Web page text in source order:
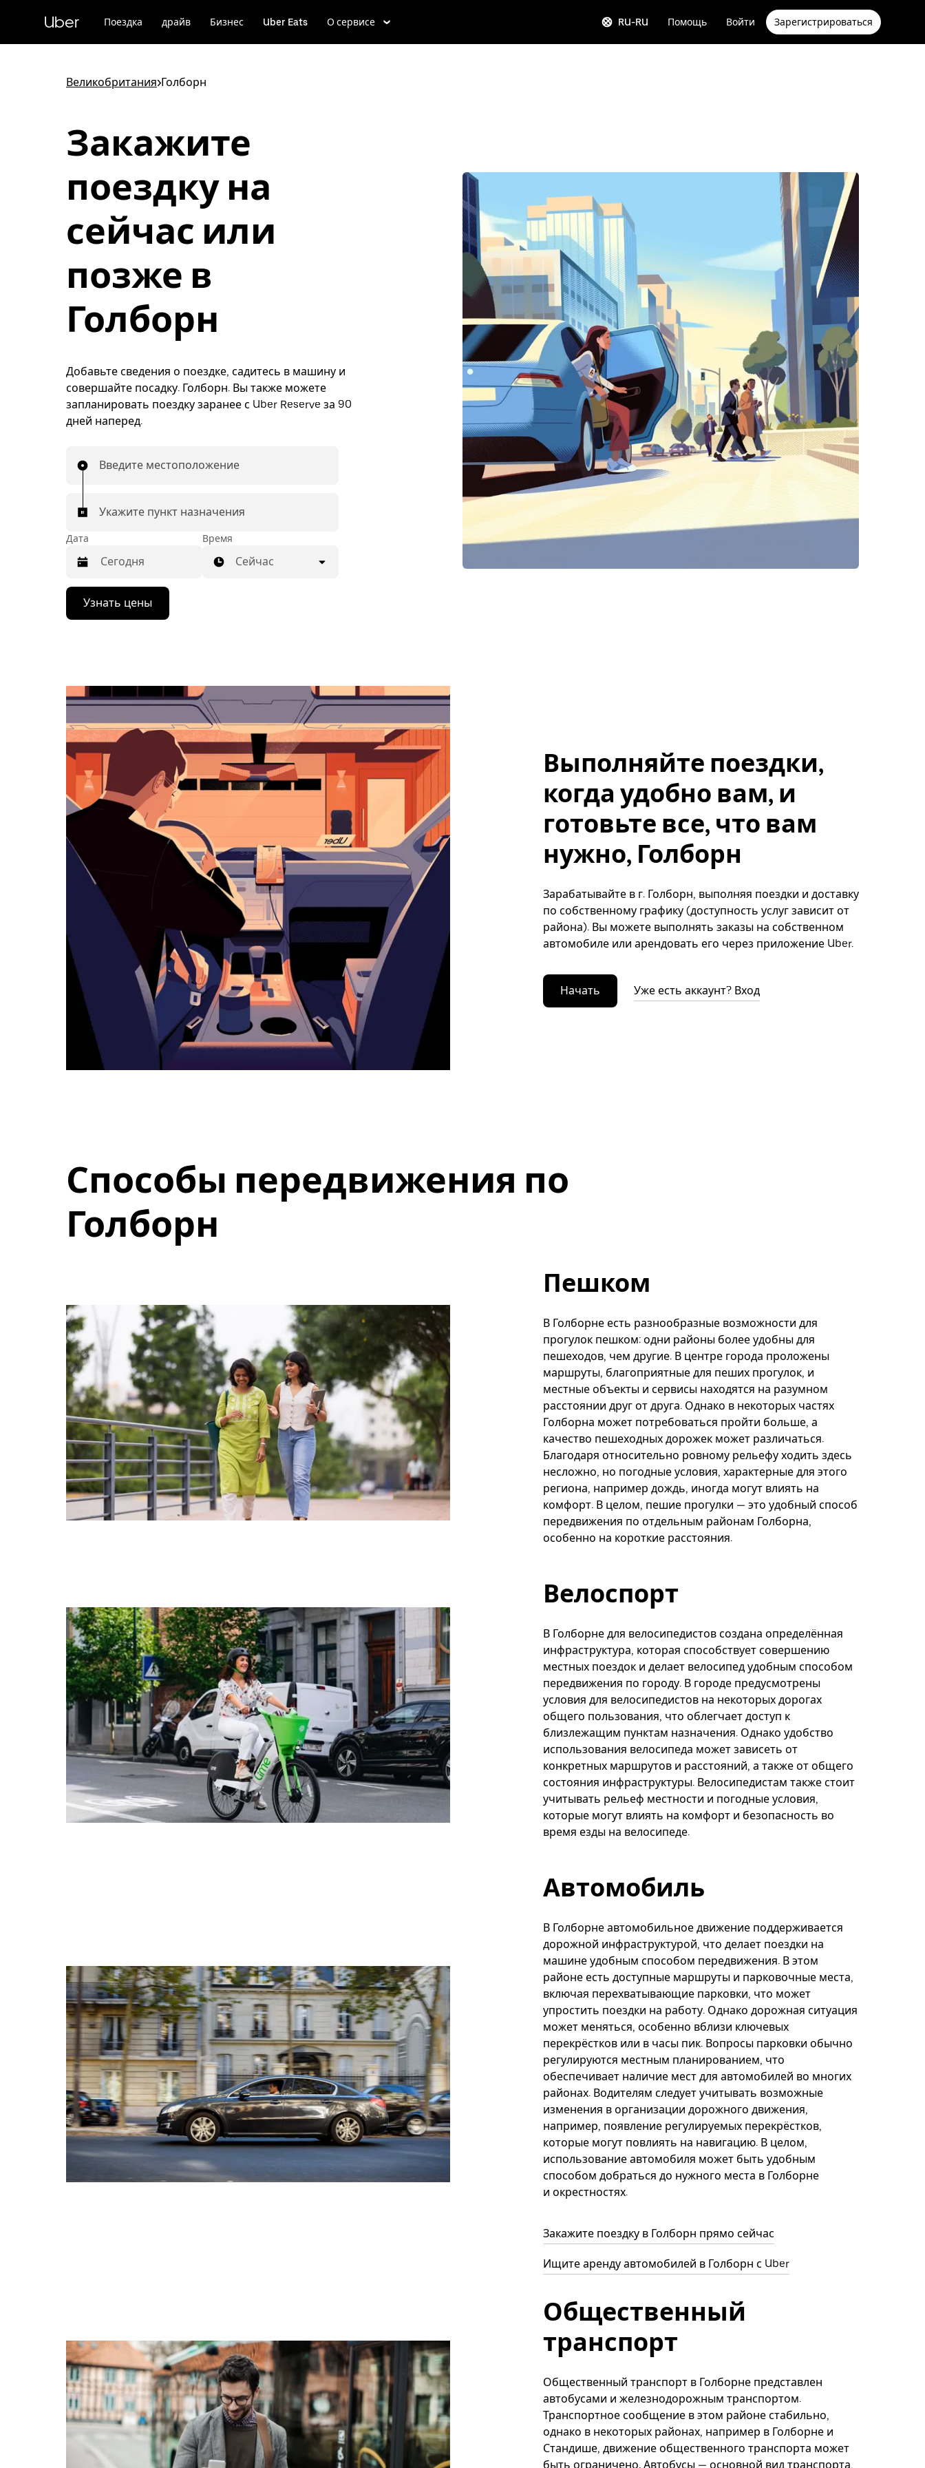
к
Uber Поездка драйв Бизнес Uber Eats О сервисе RU-RU Помощь Войти Зарегистрироваться
Великобритания>Голборн
Закажите
поездку на
сейчас или
позже в
Голборн
Добавьте сведения о поездке, садитесь в машину и
совершайте посадку. Голборн. Вы также можете
запланировать поездку заранее с Uber Reserve за 90
дней наперед.
Введите местоположение
Укажите пункт назначения
Дата
Нажмите
стрелку
вниз,
выбрать
дату.
закрыть
календарь,
нажмите
Esc.
Время
Сейчас
Узнать цены
Выполняйте поездки,
когда удобно вам, и
готовьте все, что вам
нужно, Голборн
Зарабатывайте в г. Голборн, выполняя поездки и доставку
по собственному графику (доступность услуг зависит от
района). Вы можете выполнять заказы на собственном
автомобиле или арендовать его через приложение Uber.
Начать Уже есть аккаунт? Вход
Способы передвижения по
Голборн
Пешком
В Голборне есть разнообразные возможности для
прогулок пешком: одни районы более удобны для
пешеходов, чем другие. В центре города проложены
маршруты, благоприятные для пеших прогулок, и
местные объекты и сервисы находятся на разумном
расстоянии друг от друга. Однако в некоторых частях
Голборна может потребоваться пройти больше, а
качество пешеходных дорожек может различаться.
Благодаря относительно ровному рельефу ходить здесь
несложно, но погодные условия, характерные для этого
региона, например дождь, иногда могут влиять на
комфорт. В целом, пешие прогулки — это удобный способ
передвижения по отдельным районам Голборна,
особенно на короткие расстояния.
Велоспорт
В Голборне для велосипедистов создана определённая
инфраструктура, которая способствует совершению
местных поездок и делает велосипед удобным способом
передвижения по городу. В городе предусмотрены
условия для велосипедистов на некоторых дорогах
общего пользования, что облегчает доступ к
близлежащим пунктам назначения. Однако удобство
использования велосипеда может зависеть от
конкретных маршрутов и расстояний, а также от общего
состояния инфраструктуры. Велосипедистам также стоит
учитывать рельеф местности и погодные условия,
которые могут влиять на комфорт и безопасность во
время езды на велосипеде.
Автомобиль
В Голборне автомобильное движение поддерживается
дорожной инфраструктурой, что делает поездки на
машине удобным способом передвижения. В этом
районе есть доступные маршруты и парковочные места,
включая перехватывающие парковки, что может
упростить поездки на работу. Однако дорожная ситуация
может меняться, особенно вблизи ключевых
перекрёстков или в часы пик. Вопросы парковки обычно
регулируются местным планированием, что
обеспечивает наличие мест для автомобилей во многих
районах. Водителям следует учитывать возможные
изменения в организации дорожного движения,
например, появление регулируемых перекрёстков,
которые могут повлиять на навигацию. В целом,
использование автомобиля может быть удобным
способом добраться до нужного места в Голборне
и окрестностях.
Закажите поездку в Голборн прямо сейчас
Ищите аренду автомобилей в Голборн с Uber
Общественный
транспорт
Общественный транспорт в Голборне представлен
автобусами и железнодорожным транспортом.
Транспортное сообщение в этом районе стабильно,
однако в некоторых районах, например в Голборне и
Стандише, движение общественного транспорта может
быть ограничено. Автобусы — основной вид транспорта,